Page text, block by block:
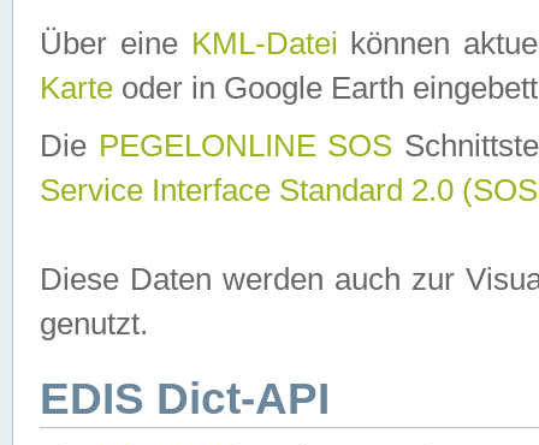
Über eine KML-Datei können
Karte oder in Google Earth
Die PEGELONLINE SOS
Service Interface Standard 2.0
Diese Daten werden auch zur
genutzt.
EDIS Dict-API